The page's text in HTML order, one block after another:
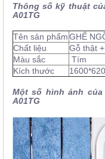
Thông số kỹ thuật
A01TG
Tên sản phẩmGHẾ
Chất liệu
Gỗ thật
Màu sắc
Tím
Kích thước
Một số hình ảnh
A01TG